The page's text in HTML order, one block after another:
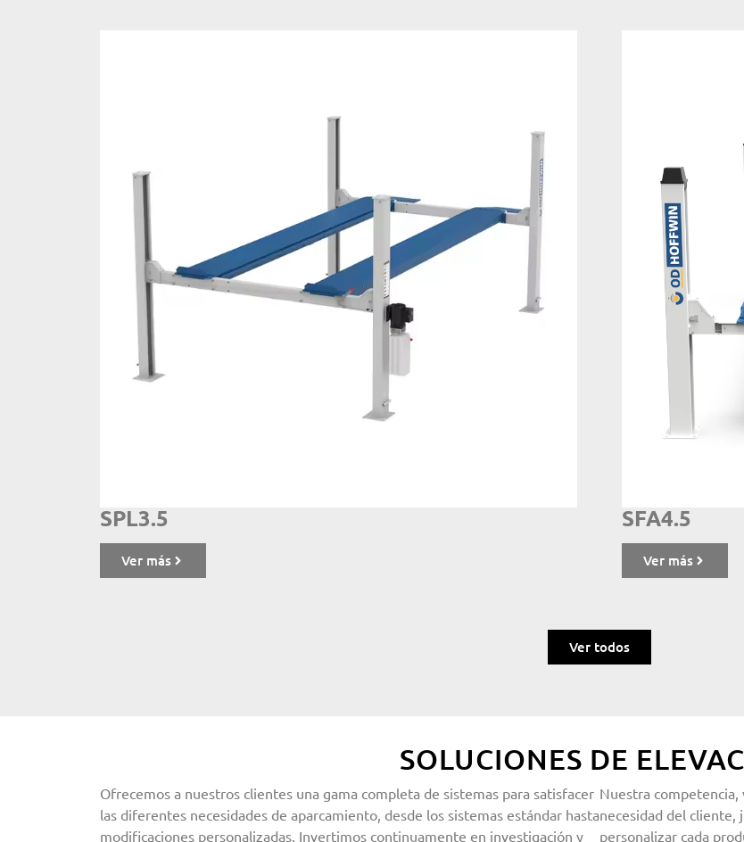
SPL3.5
Ver más
SFA4.5
Ver más
Ver todos
SOLUCIONES DE
Ofrecemos a nuestros clientes una gama completa de sistemas para satisfacer
las diferentes necesidades de aparcamiento, desde los sistemas estándar hasta
modificaciones personalizadas. Invertimos continuamente en investigación y
Nuestra competencia,
necesidad del cliente,
personalizar cada